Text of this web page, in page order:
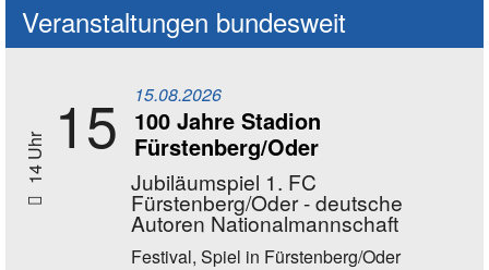
Veranstaltungen bundesweit
14 Uhr 15 15.08.2026
100 Jahre Stadion
Fürstenberg/Oder
Jubiläumspiel 1. FC
Fürstenberg/Oder - deutsche
Autoren Nationalmannschaft
Festival, Spiel in Fürstenberg/Oder